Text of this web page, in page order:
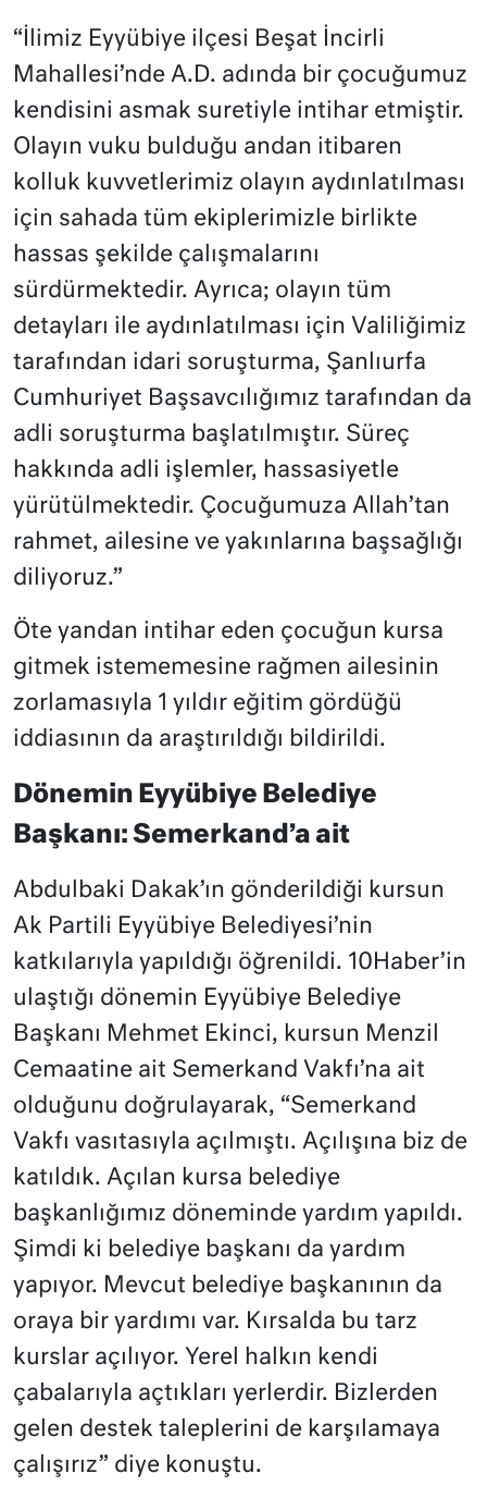
“İlimiz Eyyübiye ilçesi Beşat İncirli
Mahallesi’nde A.D. adında bir çocuğumuz
kendisini asmak suretiyle intihar etmiştir.
Olayın vuku bulduğu andan itibaren
kolluk kuvvetlerimiz olayın aydınlatılması
için sahada tüm ekiplerimizle birlikte
hassas şekilde çalışmalarını
sürdürmektedir. Ayrıca; olayın tüm
detayları ile aydınlatılması için Valiliğimiz
tarafından idari soruşturma, Şanlıurfa
Cumhuriyet Başsavcılığımız tarafından da
adli soruşturma başlatılmıştır. Süreç
hakkında adli işlemler, hassasiyetle
yürütülmektedir. Çocuğumuza Allah’tan
rahmet, ailesine ve yakınlarına başsağlığı
diliyoruz.”
Öte yandan intihar eden çocuğun kursa
gitmek istememesine rağmen ailesinin
zorlamasıyla 1 yıldır eğitim gördüğü
iddiasının da araştırıldığı bildirildi.
Dönemin Eyyübiye Belediye
Başkanı: Semerkand’a ait
Abdulbaki Dakak’ın gönderildiği kursun
Ak Partili Eyyübiye Belediyesi’nin
katkılarıyla yapıldığı öğrenildi. 10Haber’in
ulaştığı dönemin Eyyübiye Belediye
Başkanı Mehmet Ekinci, kursun Menzil
Cemaatine ait Semerkand Vakfı’na ait
olduğunu doğrulayarak, “Semerkand
Vakfı vasıtasıyla açılmıştı. Açılışına biz de
katıldık. Açılan kursa belediye
başkanlığımız döneminde yardım yapıldı.
Şimdi ki belediye başkanı da yardım
yapıyor. Mevcut belediye başkanının da
oraya bir yardımı var. Kırsalda bu tarz
kurslar açılıyor. Yerel halkın kendi
çabalarıyla açtıkları yerlerdir. Bizlerden
gelen destek taleplerini de karşılamaya
çalışırız” diye konuştu.